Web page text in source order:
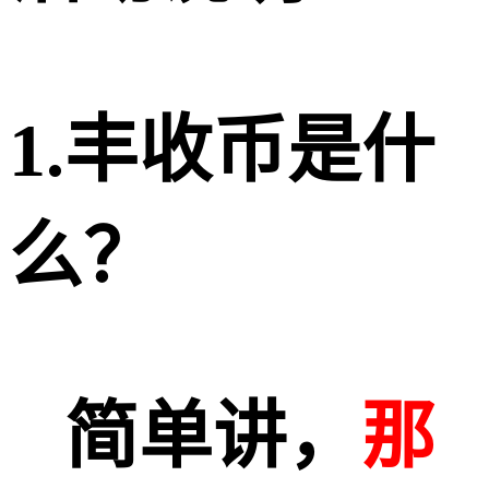
1.丰收币是什
么？
简单讲， 那